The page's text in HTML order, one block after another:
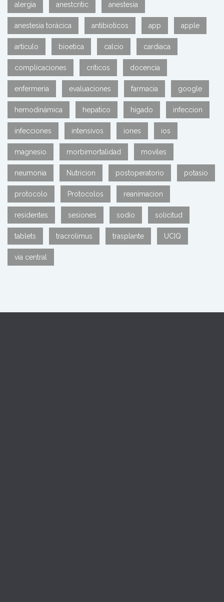
alergia anestcritic anestesia
anestesia torácica antibioticos app apple
artículo bioetica calcio cardiaca
complicaciones críticos docencia
enfermeria evaluaciones farmacia google
hemodinámica hepatico higado infeccion
infecciones intensivos iones ios
magnesio morbimortalidad moviles
neumonia Nutricion postoperatorio potasio
protocolo Protocolos reanimacion
residentes sesiones sodio solicitud
tablets tracrolimus trasplante UCIQ
via central